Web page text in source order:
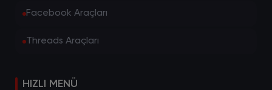
Facebook Araçları
Threads Araçları
HIZLI MENÜ